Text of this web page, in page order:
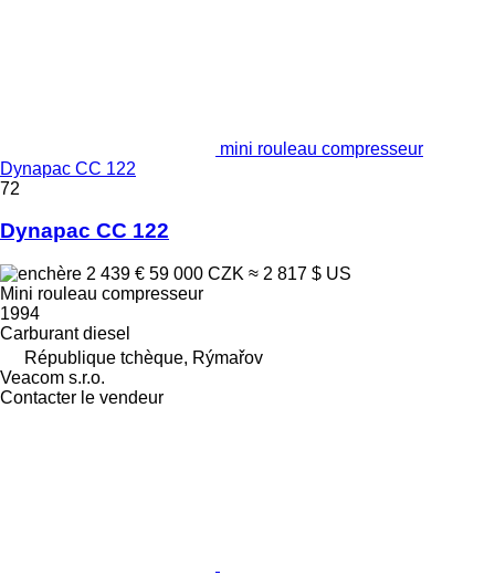
mini rouleau compresseur
Dynapac CC 122
72
Dynapac CC 122
2 439 € 59 000 CZK ≈ 2 817 $ US
Mini rouleau compresseur
1994
Carburant diesel
République tchèque, Rýmařov
Veacom s.r.o.
Contacter le vendeur